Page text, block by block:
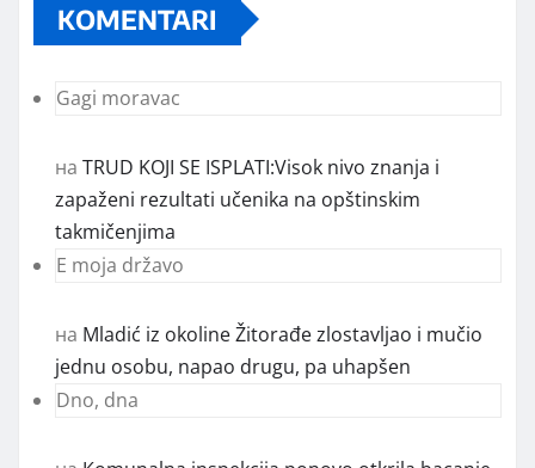
KOMENTARI
Gagi moravac
на TRUD KOJI SE ISPLATI:Visok nivo znanja i
zapaženi rezultati učenika na opštinskim
takmičenjima
E moja državo
на Mladić iz okoline Žitorađe zlostavljao i mučio
jednu osobu, napao drugu, pa uhapšen
Dno, dna